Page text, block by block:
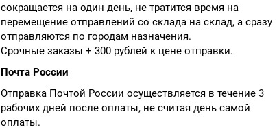
сокращается на один день, не тратится время на
перемещение отправлений со склада на склад, а сразу
отправляются по городам назначения.
Срочные заказы + 300 рублей к цене отправки.
Почта России
Отправка Почтой России осуществляется в течение 3
рабочих дней после оплаты, не считая день самой
оплаты.